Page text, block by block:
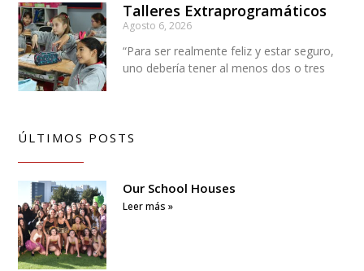
Talleres Extraprogramáticos
Agosto 6, 2026
“Para ser realmente feliz y estar seguro,
uno debería tener al menos dos o tres
ÚLTIMOS POSTS
Our School Houses
Leer más »